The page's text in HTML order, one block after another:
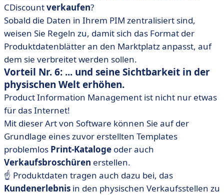
CDiscountverkaufen?
Sobald die Daten in Ihrem PIM zentralisiert sind,
weisen Sie Regeln zu, damit sich das Format der
Produktdatenblätter an den Marktplatz anpasst, auf
dem sie verbreitet werden sollen.
Vorteil Nr. 6: ... und seine Sichtbarkeit in der
physischen Welt erhöhen.
Product Information Management ist nicht nur etwas
für das Internet!
Mit dieser Art von Software können Sie auf der
Grundlage eines zuvor erstellten Templates
problemlos Print-Kataloge oder auch
Verkaufsbroschüren erstellen.
☝️ Produktdaten tragen auch dazu bei, das
Kundenerlebnis in den physischen Verkaufsstellen zu